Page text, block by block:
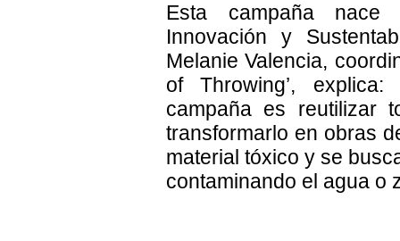
Esta campaña
Innovación y
Melanie Valencia,
of Throwing’,
campaña es reutilizar
transformarlo en obras
material tóxico y se
contaminando el agua o